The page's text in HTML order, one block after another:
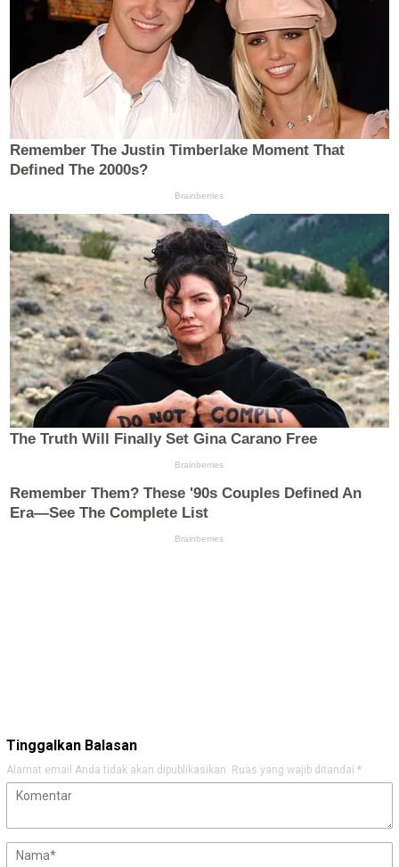
Tinggalkan Balasan
Alamat email Anda tidak akan dipublikasikan. Ruas yang wajib ditandai *